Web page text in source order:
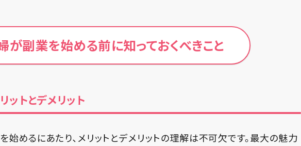
が副業を始める前に知っておくべきこと
ットとデメリット
めるにあたり、メリットとデメリットの理解は不可欠です。最大の魅力